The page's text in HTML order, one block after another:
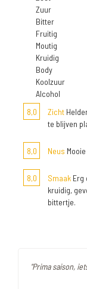
Zuur
Bitter
Fruitig
Moutig
Kruidig
Body
Koolzuur
Alcohol
8,0
Zicht
te blijven
8,0 Neus
8,0 Smaak Erg
kruidig,
bittertje.
"Prima saison,